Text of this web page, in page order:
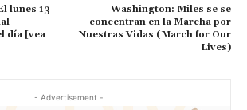
lunes 13
día [vea
Washington: Miles se se
concentran en la Marcha por
Nuestras Vidas (March for Our
Lives)
- Advertisement -